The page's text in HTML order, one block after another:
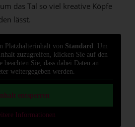
das Tal so viel kreative Köpfe
lässt.
Platzhalterinhalt von Standard
. Um
zuzugreifen, klicken Sie auf den
beachten Sie, dass dabei Daten an
weitergegeben werden.
Inhalt entsperren
Informationen